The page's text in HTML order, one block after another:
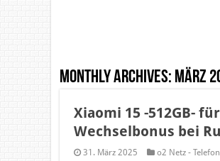
Monthly Archives: März
Xiaomi 15 -512GB-
Wechselbonus bei
31. März 2025 o2 Netz -